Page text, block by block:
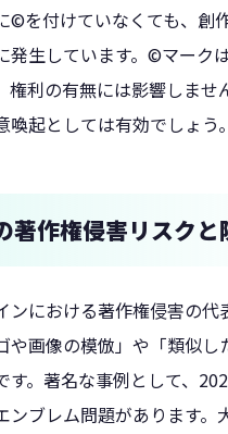
©を付けていなくても、創
発生しています。©マーク
権利の有無には影響しませ
喚起としては有効でしょう。
著作権侵害リスクと
ンにおける著作権侵害の代
や画像の模倣」や「類似
す。著名な事例として、
ンブレム問題があります。